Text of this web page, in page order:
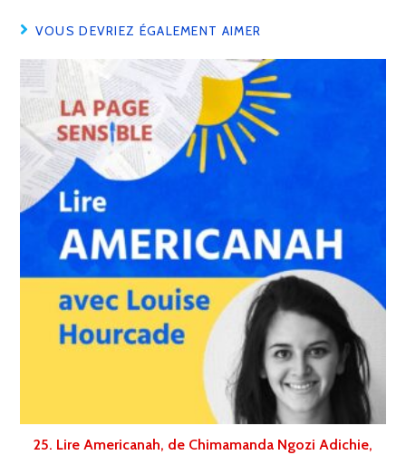
VOUS DEVRIEZ ÉGALEMENT AIMER
25. Lire Americanah, de Chimamanda Ngozi Adichie,